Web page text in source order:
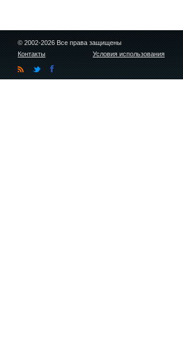
© 2002-2026 Все права защищены
Контакты
Условия использования